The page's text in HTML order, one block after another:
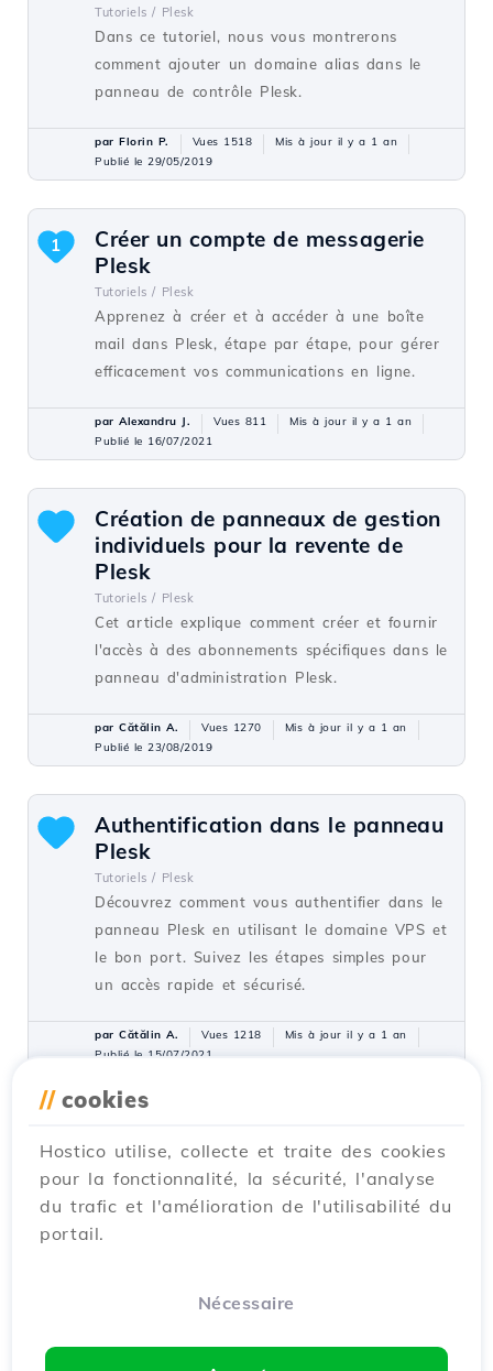
Tutoriels / Plesk
Dans ce tutoriel, nous vous montrerons
comment ajouter un domaine alias dans le
panneau de contrôle Plesk.
par Florin P. Vues 1518
Mis à jour il y a 1 an
Publié le 29/05/2019
Créer un compte de messagerie
Plesk
Tutoriels / Plesk
Apprenez à créer et à accéder à une boîte
mail dans Plesk, étape par étape, pour gérer
efficacement vos communications en ligne.
1
par Alexandru J. Vues 811
Mis à jour il y a 1 an
Publié le 16/07/2021
Création de panneaux de gestion
individuels pour la revente de
Plesk
Tutoriels / Plesk
Cet article explique comment créer et fournir
l'accès à des abonnements spécifiques dans le
panneau d'administration Plesk.
par Cătălin A. Vues 1270
Mis à jour il y a 1 an
Publié le 23/08/2019
Authentification dans le panneau
Plesk
Tutoriels / Plesk
Découvrez comment vous authentifier dans le
panneau Plesk en utilisant le domaine VPS et
le bon port. Suivez les étapes simples pour
un accès rapide et sécurisé.
par Cătălin A. Vues 1218
Mis à jour il y a 1 an
Publié le 15/07/2021
supplémentaire dans le panneau
d'administration Plesk
Tutoriels / Plesk
Dans ce tutoriel, nous vous montrerons
Vues 1186
// cookies
Hostico utilise, collecte et traite des cookies
pour la fonctionnalité, la sécurité, l'analyse
du trafic et l'amélioration de l'utilisabilité du
portail.
Nécessaire